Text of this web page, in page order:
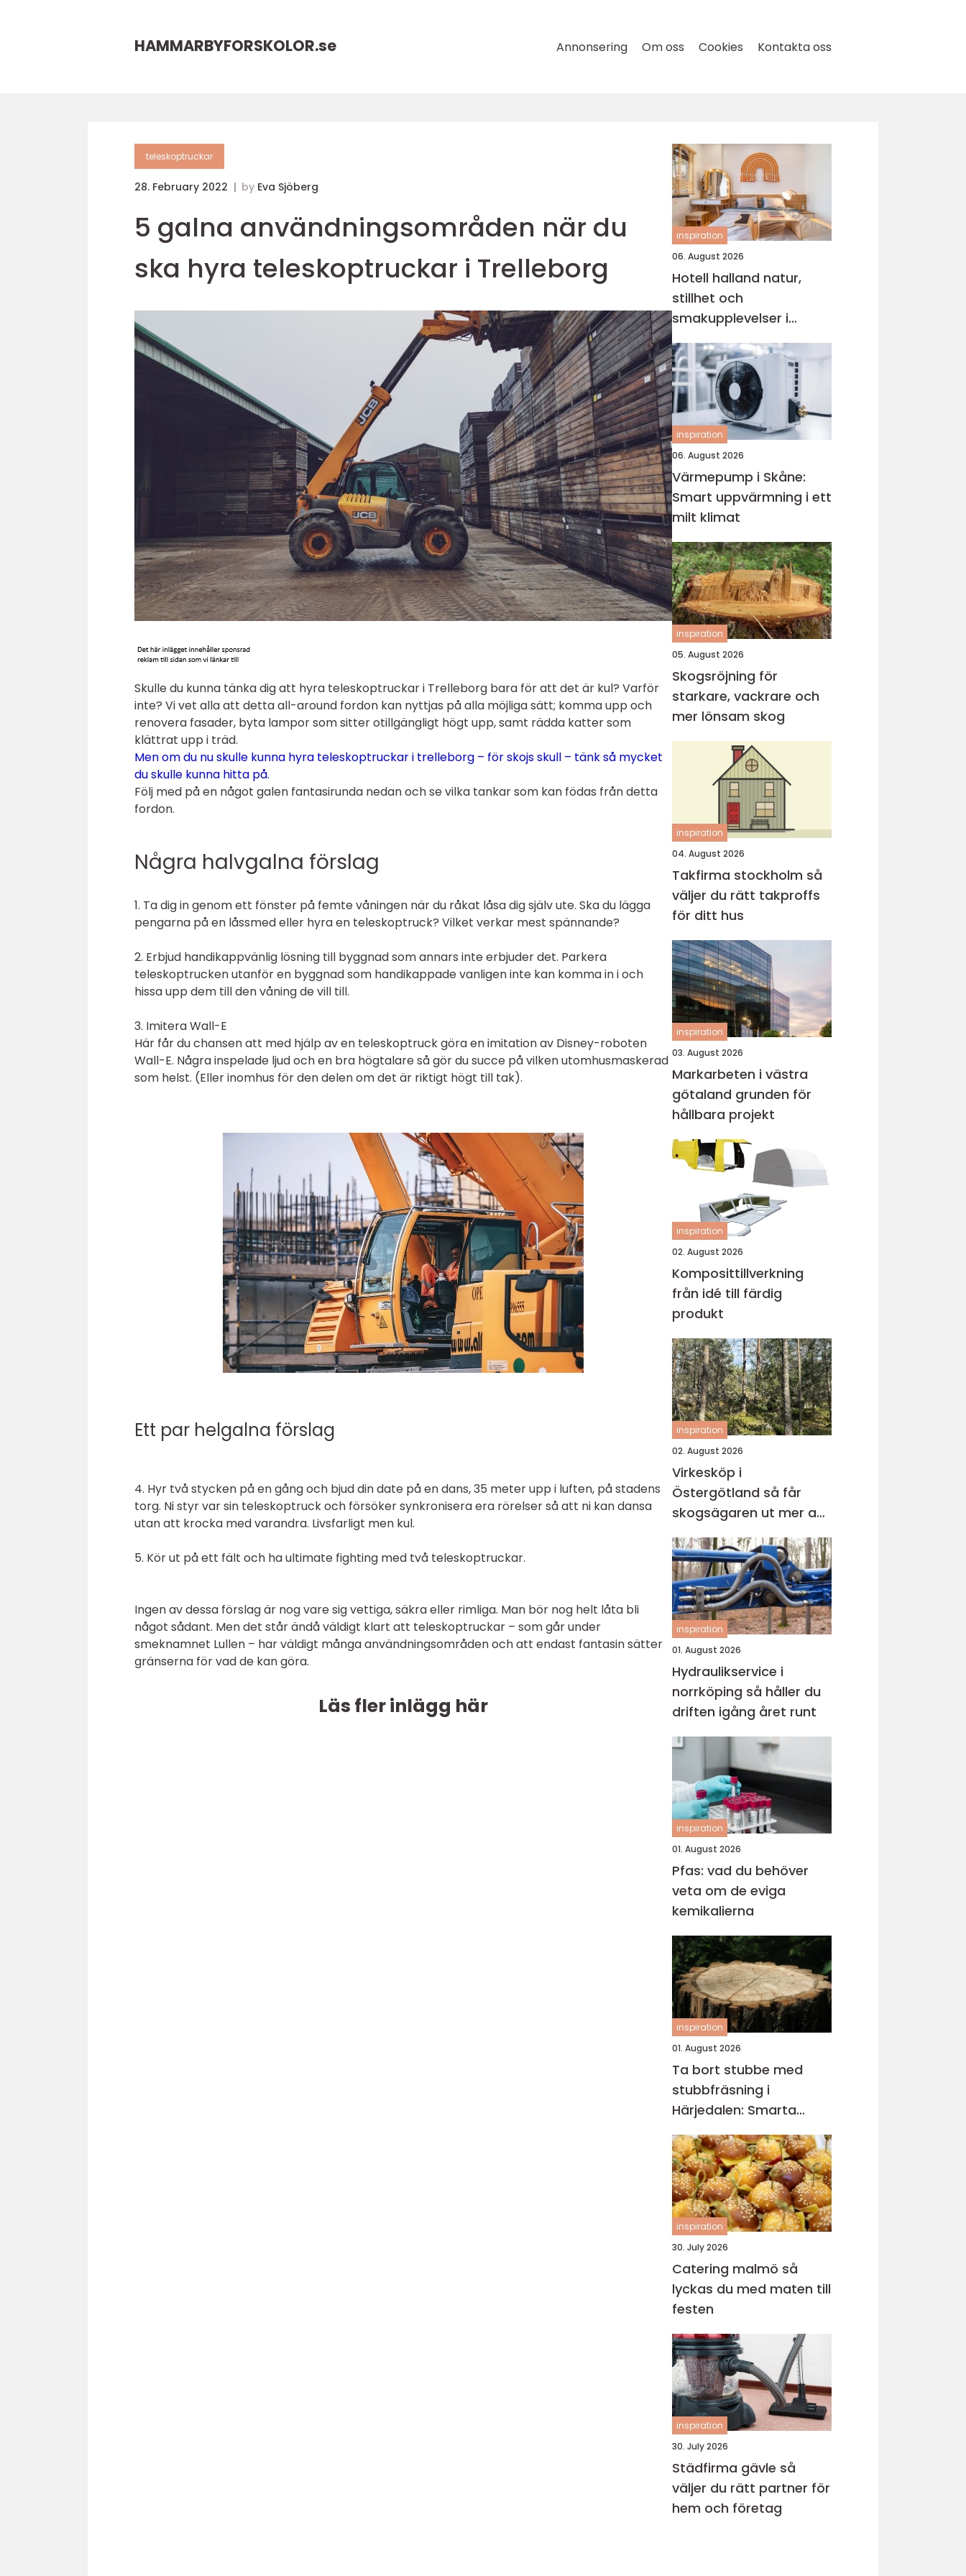
HAMMARBYFORSKOLOR.se Annonsering Om oss Cookies Kontakta oss
teleskoptruckar
28. February 2022 by Eva Sjöberg
5 galna användningsområden när du
ska hyra teleskoptruckar i Trelleborg
Skulle du kunna tänka dig att hyra teleskoptruckar i Trelleborg bara för att det är kul? Varför
inte? Vi vet alla att detta all-around fordon kan nyttjas på alla möjliga sätt; komma upp och
renovera fasader, byta lampor som sitter otillgängligt högt upp, samt rädda katter som
klättrat upp i träd.
Men om du nu skulle kunna hyra teleskoptruckar i trelleborg – för skojs skull – tänk så mycket
du skulle kunna hitta på.
Följ med på en något galen fantasirunda nedan och se vilka tankar som kan födas från detta
fordon.
Några halvgalna förslag
1. Ta dig in genom ett fönster på femte våningen när du råkat låsa dig själv ute. Ska du lägga
pengarna på en låssmed eller hyra en teleskoptruck? Vilket verkar mest spännande?
2. Erbjud handikappvänlig lösning till byggnad som annars inte erbjuder det. Parkera
teleskoptrucken utanför en byggnad som handikappade vanligen inte kan komma in i och
hissa upp dem till den våning de vill till.
3. Imitera Wall-E
Här får du chansen att med hjälp av en teleskoptruck göra en imitation av Disney-roboten
Wall-E. Några inspelade ljud och en bra högtalare så gör du succe på vilken utomhusmaskerad
som helst. (Eller inomhus för den delen om det är riktigt högt till tak).
Ett par helgalna förslag
4. Hyr två stycken på en gång och bjud din date på en dans, 35 meter upp i luften, på stadens
torg. Ni styr var sin teleskoptruck och försöker synkronisera era rörelser så att ni kan dansa
utan att krocka med varandra. Livsfarligt men kul.
5. Kör ut på ett fält och ha ultimate fighting med två teleskoptruckar.
Ingen av dessa förslag är nog vare sig vettiga, säkra eller rimliga. Man bör nog helt låta bli
något sådant. Men det står ändå väldigt klart att teleskoptruckar – som går under
smeknamnet Lullen – har väldigt många användningsområden och att endast fantasin sätter
gränserna för vad de kan göra.
Läs fler inlägg här
inspiration
06. August 2026
Hotell halland natur,
stillhet och
smakupplevelser i
hjärtat av västkusten
inspiration
06. August 2026
Värmepump i Skåne:
Smart uppvärmning i ett
milt klimat
inspiration
05. August 2026
Skogsröjning för
starkare, vackrare och
mer lönsam skog
inspiration
04. August 2026
Takfirma stockholm så
väljer du rätt takproffs
för ditt hus
inspiration
03. August 2026
Markarbeten i västra
götaland grunden för
hållbara projekt
inspiration
02. August 2026
Komposittillverkning
från idé till färdig
produkt
inspiration
02. August 2026
Virkesköp i
Östergötland så får
skogsägaren ut mer av
sin skog
inspiration
01. August 2026
Hydraulikservice i
norrköping så håller du
driften igång året runt
inspiration
01. August 2026
Pfas: vad du behöver
veta om de eviga
kemikalierna
inspiration
01. August 2026
Ta bort stubbe med
stubbfräsning i
Härjedalen: Smarta
metoder för tomten
inspiration
30. July 2026
Catering malmö så
lyckas du med maten till
festen
inspiration
30. July 2026
Städfirma gävle så
väljer du rätt partner för
hem och företag